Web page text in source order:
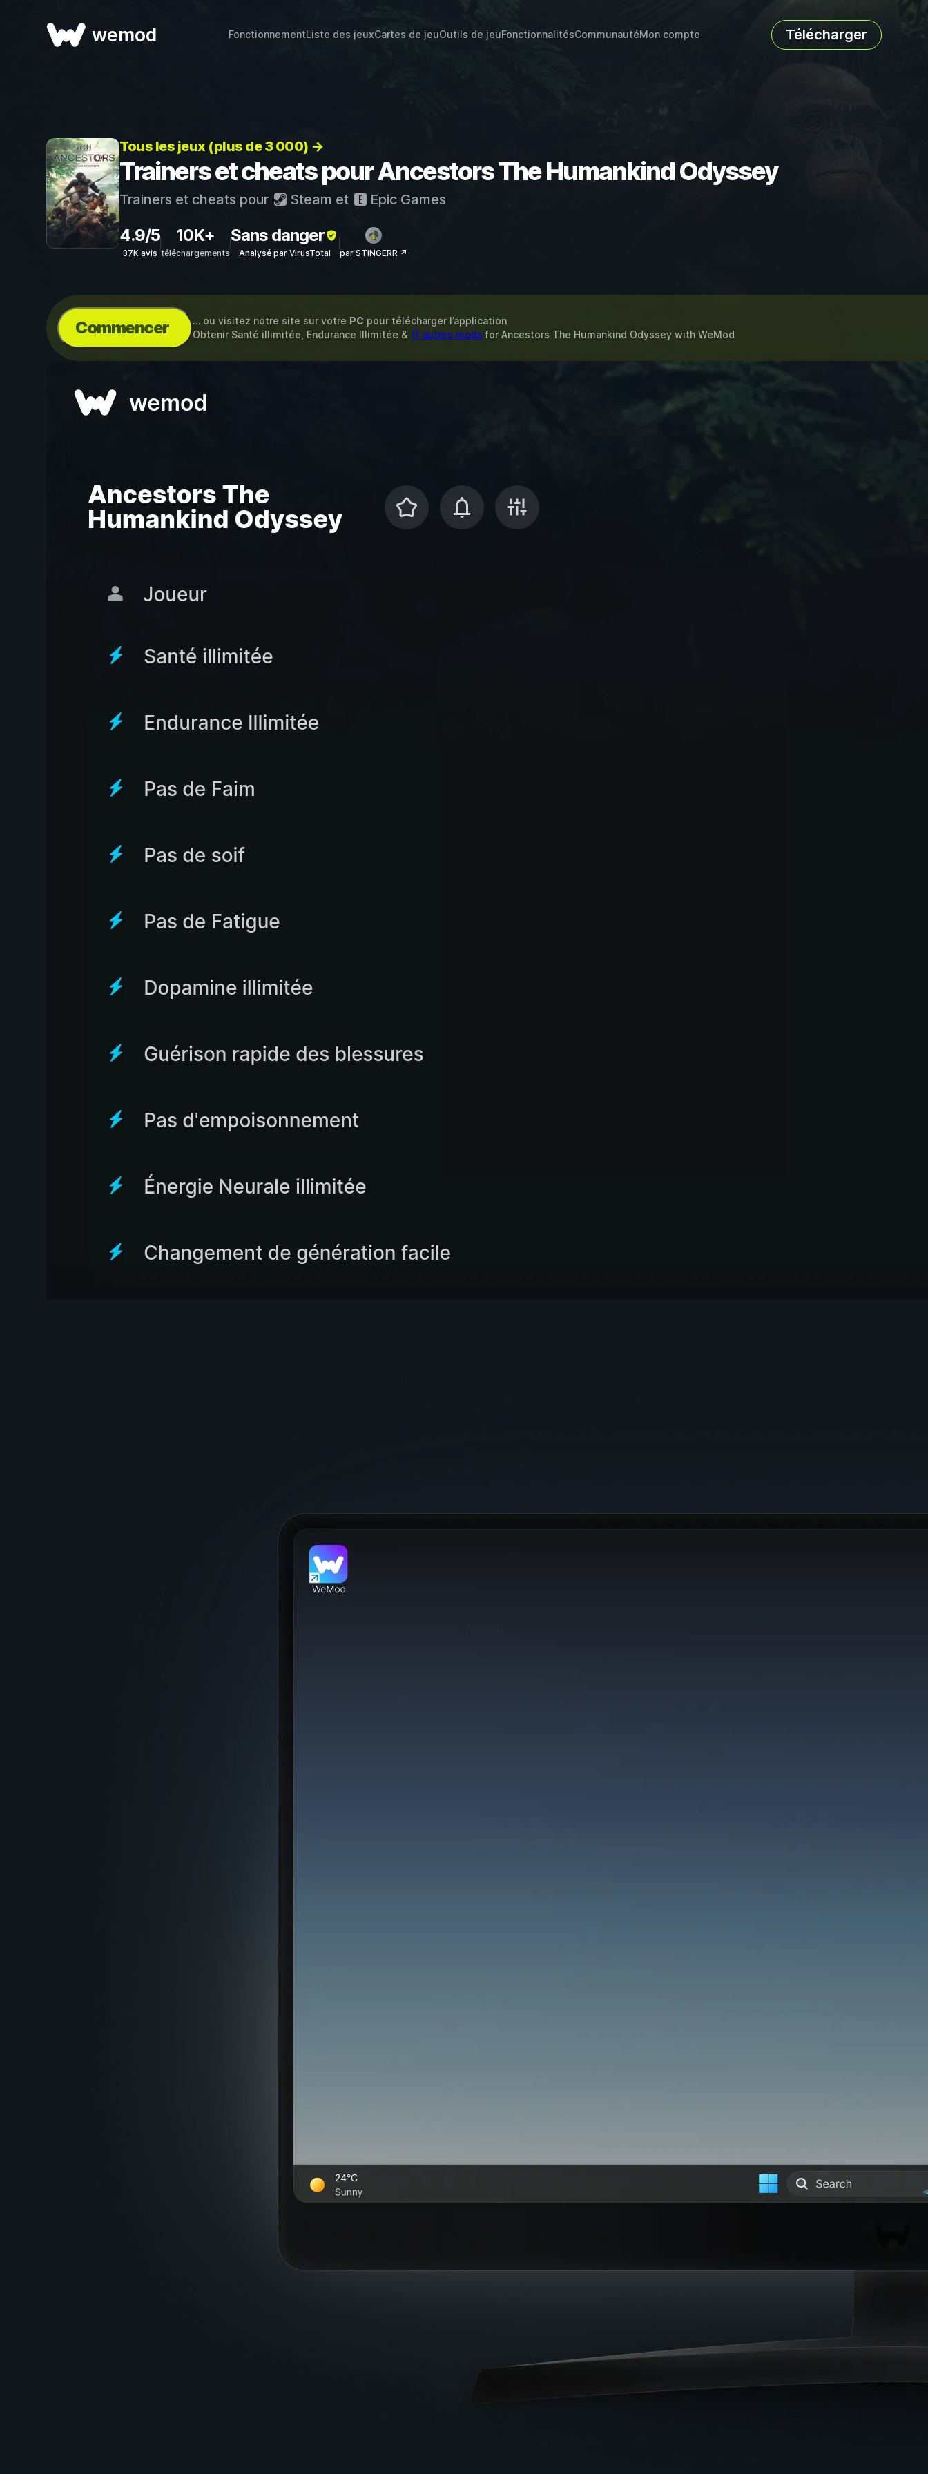
wemod FonctionnementListe des jeuxCartes de jeuOutils de jeuFonctionnalitésCommunautéMon compte Télécharger
Tous les jeux (plus de 3 000) →
Trainers et cheats pour Ancestors The Humankind Odyssey
Trainers et cheats pour Steam et Epic Games
4.9/5
37K avis
10K+
téléchargements
Sans danger
Analysé par VirusTotal par STiNGERR ↗
Commencer … ou visitez notre site sur votre PC pour télécharger l’application
Obtenir Santé illimitée, Endurance Illimitée & 11 autres mods for Ancestors The Humankind Odysseywith WeMod